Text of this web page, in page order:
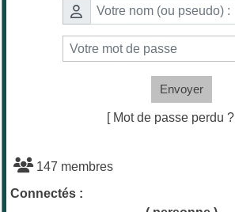
Envoyer
[ Mot de passe perdu ?
147 membres
Connectés :